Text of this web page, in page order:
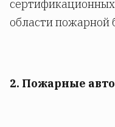
области пожарной
2. Пожарные